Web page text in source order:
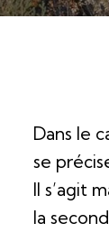
Dans le
se
Il s’agit
la